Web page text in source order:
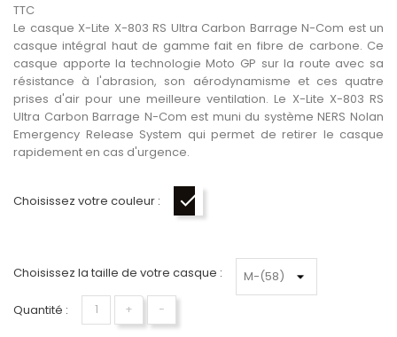
TTC
Le casque X-Lite X-803 RS Ultra Carbon Barrage N-Com est un
casque intégral haut de gamme fait en fibre de carbone. Ce
casque apporte la technologie Moto GP sur la route avec sa
résistance à l'abrasion, son aérodynamisme et ces quatre
prises d'air pour une meilleure ventilation. Le X-Lite X-803 RS
Ultra Carbon Barrage N-Com est muni du système NERS Nolan
Emergency Release System qui permet de retirer le casque
rapidement en cas d'urgence.
Choisissez votre couleur :
Choisissez la taille de votre casque :
Quantité : + −